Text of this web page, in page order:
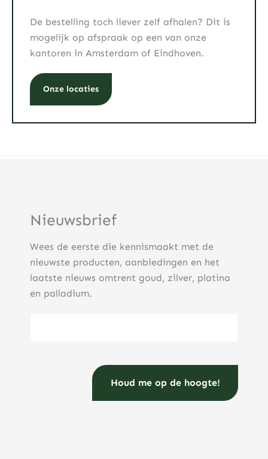
De bestelling toch liever zelf afhalen? Dit is
mogelijk op afspraak op een van onze
kantoren in Amsterdam of Eindhoven.
Onze locaties
Nieuwsbrief
Wees de eerste die kennismaakt met de
nieuwste producten, aanbiedingen en het
laatste nieuws omtrent goud, zilver, platina
en palladium.